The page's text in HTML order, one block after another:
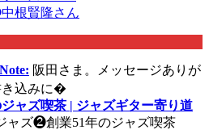
根賢隆さん
阪田さま。メッセージありが
き込みに�
ャズ喫茶 | ジャズギター寄り道
ャズ❷創業51年のジャズ喫茶